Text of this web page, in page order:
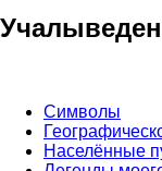
Символы
Населённые